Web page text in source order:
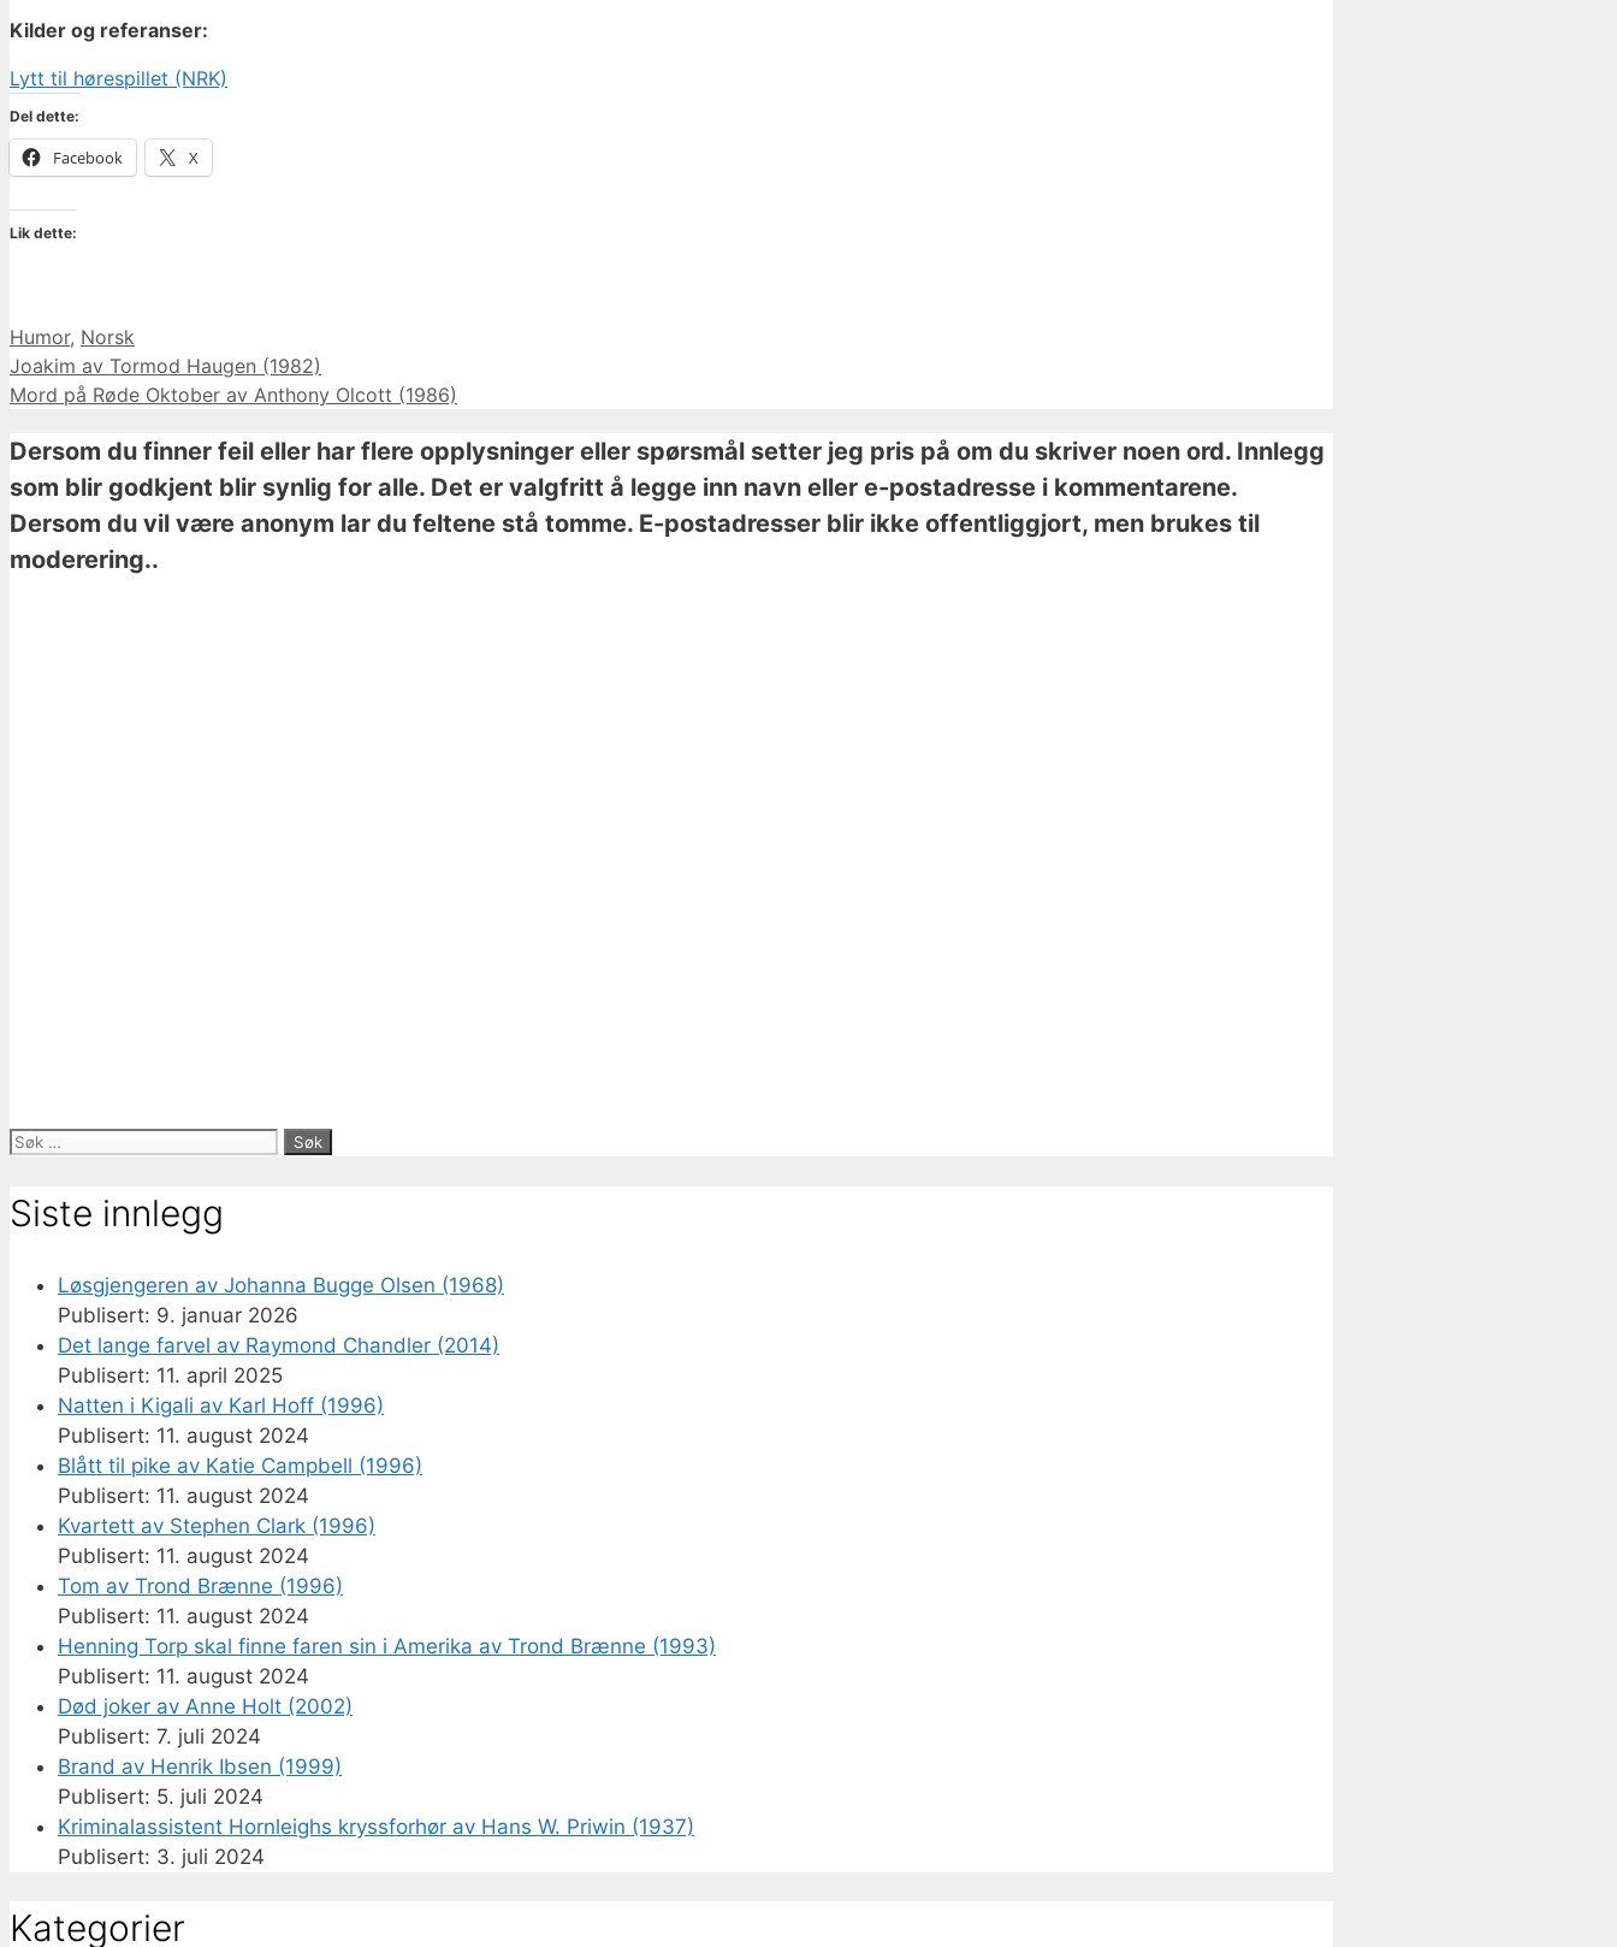
Kilder og referanser:
Lytt til hørespillet (NRK)
Del dette:
Facebook X
Lik dette:
Kategorier
Humor, Norsk
Joakim av Tormod Haugen (1982)
Mord på Røde Oktober av Anthony Olcott (1986)
Dersom du finner feil eller har flere opplysninger eller spørsmål setter jeg pris på om du skriver noen ord. Innlegg
som blir godkjent blir synlig for alle. Det er valgfritt å legge inn navn eller e-postadresse i kommentarene.
Dersom du vil være anonym lar du feltene stå tomme. E-postadresser blir ikke offentliggjort, men brukes til
moderering..
Søk
Siste innlegg
Løsgjengeren av Johanna Bugge Olsen (1968)
9. januar 2026
Det lange farvel av Raymond Chandler (2014)
11. april 2025
Natten i Kigali av Karl Hoff (1996)
11. august 2024
Blått til pike av Katie Campbell (1996)
11. august 2024
Kvartett av Stephen Clark (1996)
11. august 2024
Tom av Trond Brænne (1996)
11. august 2024
Henning Torp skal finne faren sin i Amerika av Trond Brænne (1993)
11. august 2024
Død joker av Anne Holt (2002)
7. juli 2024
Brand av Henrik Ibsen (1999)
5. juli 2024
Kriminalassistent Hornleighs kryssforhør av Hans W. Priwin (1937)
3. juli 2024
Kategorier